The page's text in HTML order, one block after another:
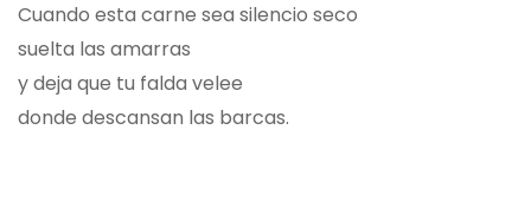
Cuando esta carne sea silencio seco
suelta las amarras
y deja que tu falda velee
donde descansan las barcas.